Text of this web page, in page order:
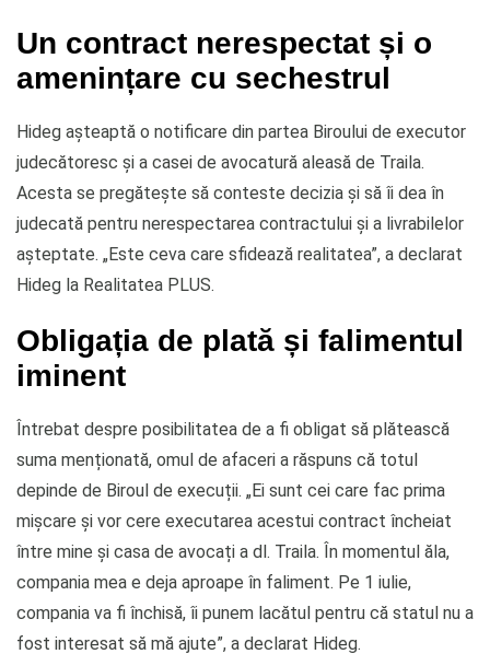
Un contract nerespectat și o
amenințare cu sechestrul
Hideg așteaptă o notificare din partea Biroului de executor
judecătoresc și a casei de avocatură aleasă de Traila.
Acesta se pregătește să conteste decizia și să îi dea în
judecată pentru nerespectarea contractului și a livrabilelor
așteptate. „Este ceva care sfidează realitatea”, a declarat
Hideg la Realitatea PLUS.
Obligația de plată și falimentul
iminent
Întrebat despre posibilitatea de a fi obligat să plătească
suma menționată, omul de afaceri a răspuns că totul
depinde de Biroul de execuții. „Ei sunt cei care fac prima
mișcare și vor cere executarea acestui contract încheiat
între mine și casa de avocați a dl. Traila. În momentul ăla,
compania mea e deja aproape în faliment. Pe 1 iulie,
compania va fi închisă, îi punem lacătul pentru că statul nu a
fost interesat să mă ajute”, a declarat Hideg.